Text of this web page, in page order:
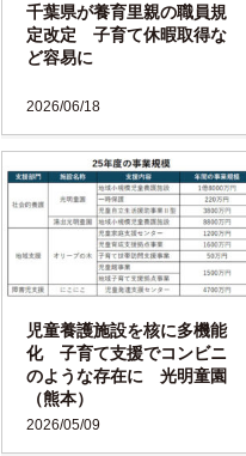
2026/06/18
千葉県が養育里親の職員規
定改定 子育て休暇取得な
ど容易に
2026/05/09
児童養護施設を核に多機能
化 子育て支援でコンビニ
のような存在に 光明童園
（熊本）